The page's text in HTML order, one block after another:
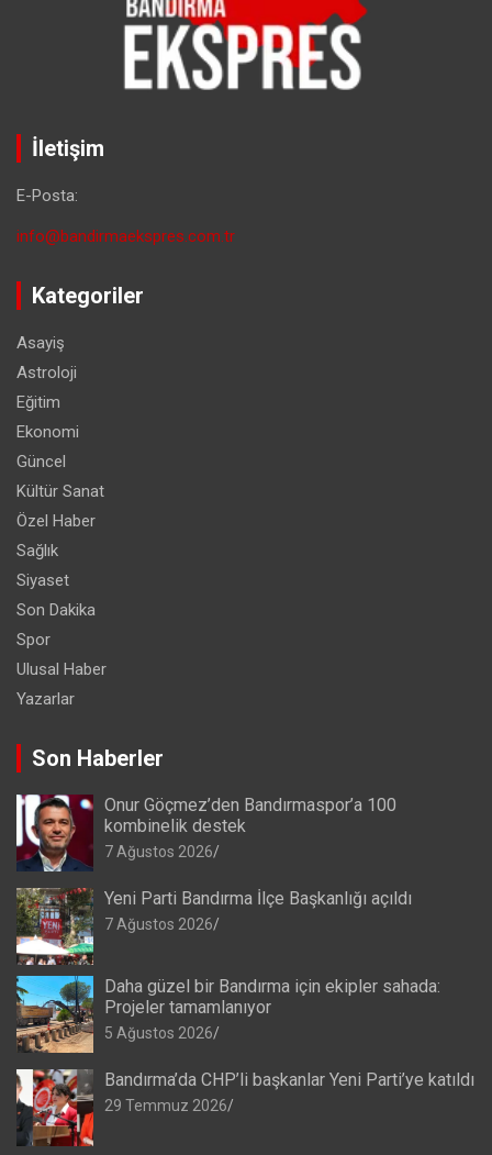
İletişim
E-Posta:
info@bandirmaekspres.com.tr
Kategoriler
Asayiş
Astroloji
Eğitim
Ekonomi
Güncel
Kültür Sanat
Özel Haber
Sağlık
Siyaset
Son Dakika
Spor
Ulusal Haber
Yazarlar
Son Haberler
Onur Göçmez’den Bandırmaspor’a 100
kombinelik destek
7 Ağustos 2026
Yeni Parti Bandırma İlçe Başkanlığı açıldı
7 Ağustos 2026
Daha güzel bir Bandırma için ekipler sahada:
Projeler tamamlanıyor
5 Ağustos 2026
Bandırma’da CHP’li başkanlar Yeni Parti’ye katıldı
29 Temmuz 2026